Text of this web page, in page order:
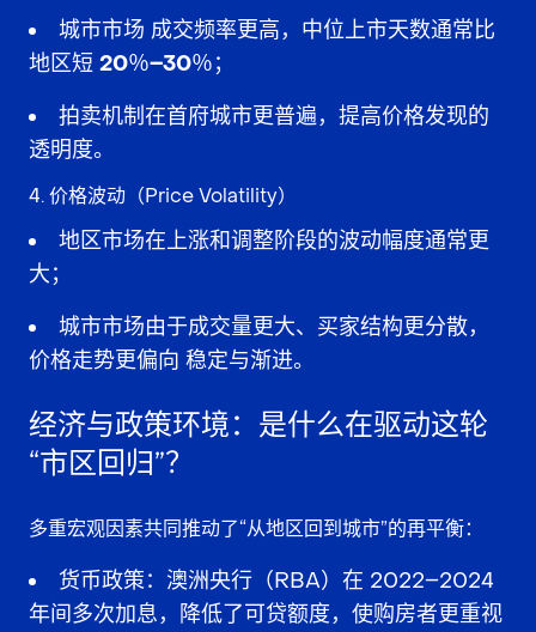
城市市场 成交频率更高，中位上市天数通常比
地区短 20％–30％；
拍卖机制在首府城市更普遍，提高价格发现的
透明度。
4. 价格波动（Price Volatility）
地区市场在上涨和调整阶段的波动幅度通常更
大；
城市市场由于成交量更大、买家结构更分散，
价格走势更偏向 稳定与渐进。
经济与政策环境：是什么在驱动这轮
“市区回归”？
多重宏观因素共同推动了“从地区回到城市”的再平衡：
货币政策：澳洲央行（RBA）在 2022–2024
年间多次加息，降低了可贷额度，使购房者更重视